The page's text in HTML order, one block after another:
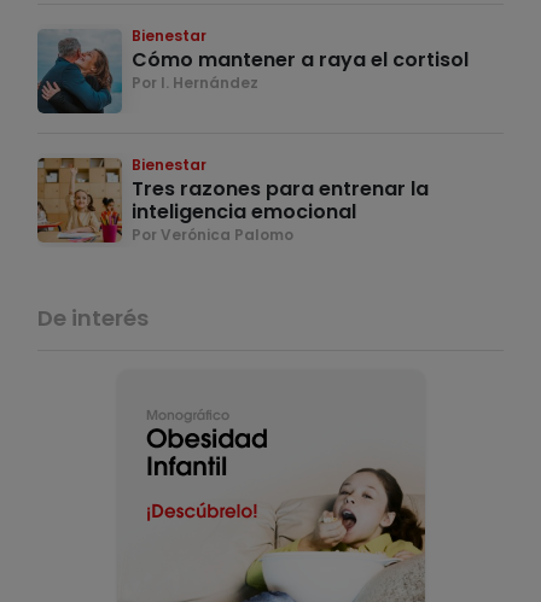
Bienestar
Cómo mantener a raya el cortisol
Por I. Hernández
Bienestar
Tres razones para entrenar la
inteligencia emocional
Por Verónica Palomo
De interés